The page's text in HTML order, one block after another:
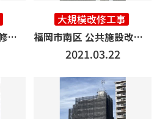
唐津市 マンション改修工事 3300㎡
大規模改修工事
福岡市南区 公共施設改修工事 9000㎡
2021.03.22